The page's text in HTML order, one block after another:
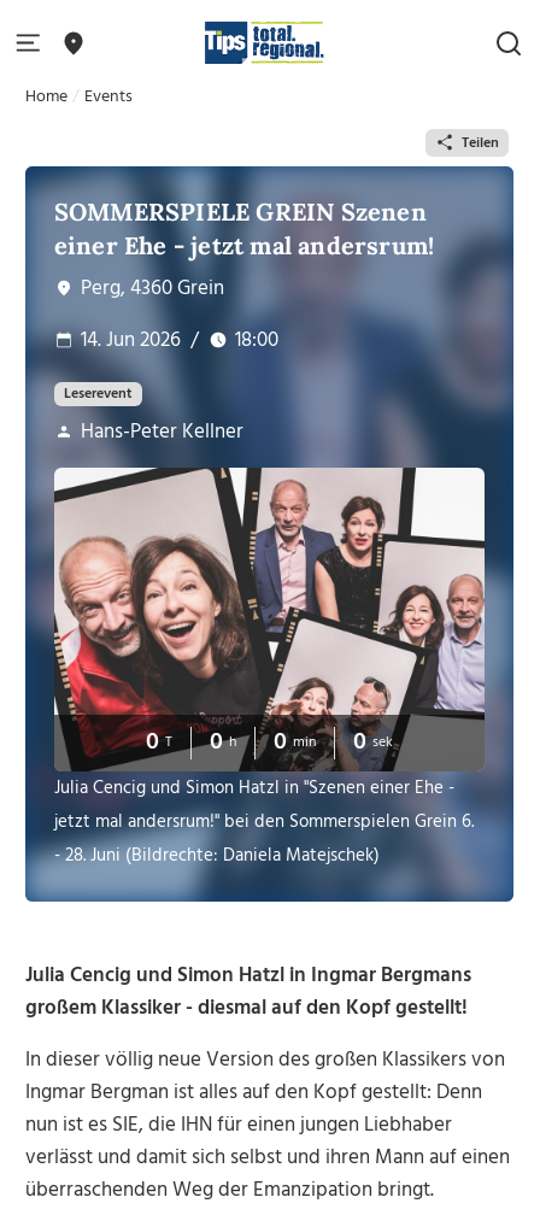
Home Events
Teilen
SOMMERSPIELE GREIN Szenen
einer Ehe - jetzt mal andersrum!
Perg, 4360 Grein
14. Jun 2026 / 18:00
Leserevent
Hans-Peter Kellner
0 T 0 h 0 min 0 sek
Julia Cencig und Simon Hatzl in "Szenen einer Ehe -
jetzt mal andersrum!" bei den Sommerspielen Grein 6.
- 28. Juni (Bildrechte: Daniela Matejschek)
Julia Cencig und Simon Hatzl in Ingmar Bergmans
großem Klassiker - diesmal auf den Kopf gestellt!
In dieser völlig neue Version des großen Klassikers von
Ingmar Bergman ist alles auf den Kopf gestellt: Denn
nun ist es SIE, die IHN für einen jungen Liebhaber
verlässt und damit sich selbst und ihren Mann auf einen
überraschenden Weg der Emanzipation bringt.